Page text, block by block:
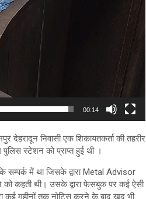
00:14
देहरादून निवासी एक शिकायतकर्ता की तहरीर
स्टेशन को प्राप्त हुई थी ।
में था जिसके द्वारा Metal Advisor
को कहती थी। उसके द्वारा फेसबुक पर कई ऐसी
कई महीनों तक नोटिस करने के बाद खुद भी